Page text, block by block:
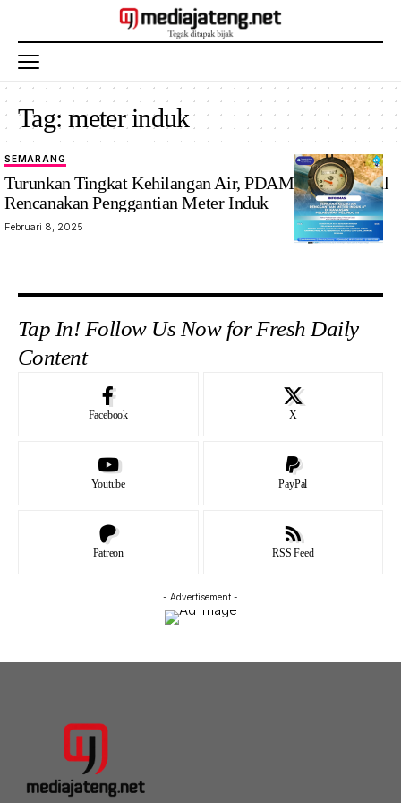
Tag:meter induk
SEMARANG
Turunkan Tingkat Kehilangan Air, PDAM Tirta Moedal
Rencanakan Penggantian Meter Induk
Februari 8, 2025
Tap In! Follow Us Now for Fresh Daily
Content
Facebook X
Youtube PayPal
Patreon RSS Feed
- Advertisement -